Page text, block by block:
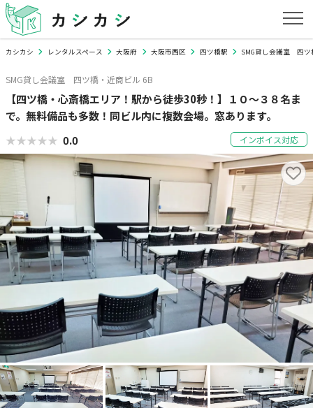
カシカシ レンタルスペース 大阪府 大阪市西区 四ツ橋駅 SMG貸し会議室 四ツ
SMG貸し会議室 四ツ橋・近商ビル 6B
【四ツ橋・心斎橋エリア！駅から徒歩30秒！】１０～３８名ま
で。無料備品も多数！同ビル内に複数会場。窓あります。
★★★★★
★★★★★ 0.0 インボイス対応